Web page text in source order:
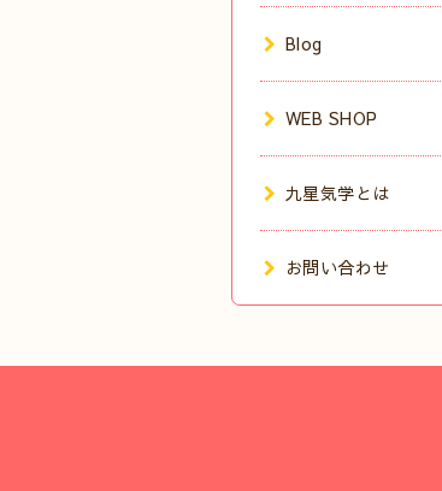
Blog
WEB SHOP
九星気学とは
お問い合わせ